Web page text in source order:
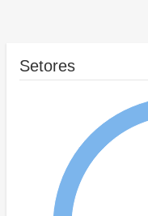
Setores